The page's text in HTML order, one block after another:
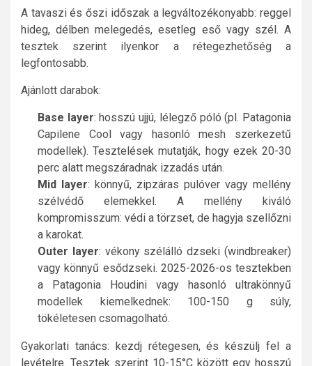
A tavaszi és őszi időszak a legváltozékonyabb: reggel
hideg, délben melegedés, esetleg eső vagy szél. A
tesztek szerint ilyenkor a rétegezhetőség a
legfontosabb.
Ajánlott darabok:
Base layer: hosszú ujjú, lélegző póló (pl. Patagonia
Capilene Cool vagy hasonló mesh szerkezetű
modellek). Tesztelések mutatják, hogy ezek 20-30
perc alatt megszáradnak izzadás után.
Mid layer: könnyű, zipzáras pulóver vagy mellény
szélvédő elemekkel. A mellény kiváló
kompromisszum: védi a törzset, de hagyja szellőzni
a karokat.
Outer layer: vékony szélálló dzseki (windbreaker)
vagy könnyű esődzseki. 2025-2026-os tesztekben
a Patagonia Houdini vagy hasonló ultrakönnyű
modellek kiemelkednek: 100-150 g súly,
tökéletesen csomagolható.
Gyakorlati tanács: kezdj rétegesen, és készülj fel a
levételre. Tesztek szerint 10-15°C között egy hosszú